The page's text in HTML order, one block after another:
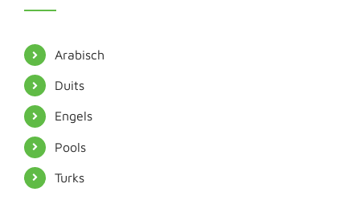
Arabisch
Duits
Engels
Pools
Turks